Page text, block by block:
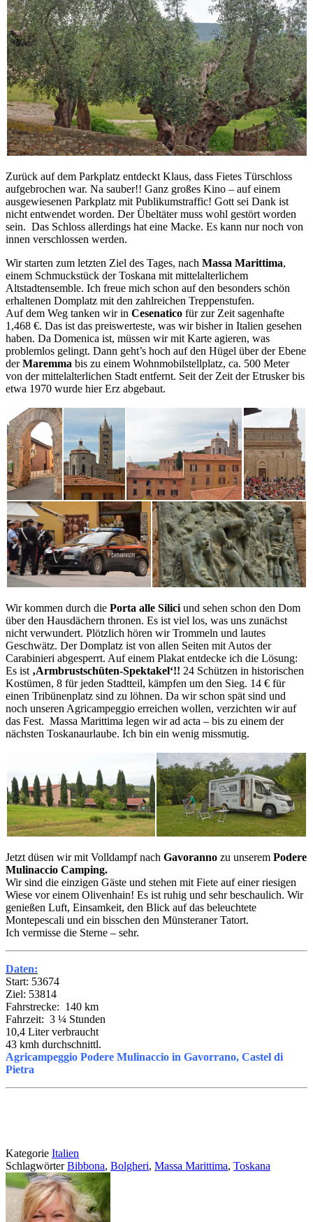
Zurück auf dem Parkplatz entdeckt Klaus, dass Fietes Türschloss
aufgebrochen war. Na sauber!! Ganz großes Kino – auf einem
ausgewiesenen Parkplatz mit Publikumstraffic! Gott sei Dank ist
nicht entwendet worden. Der Übeltäter muss wohl gestört worden
sein. Das Schloss allerdings hat eine Macke. Es kann nur noch von
innen verschlossen werden.
Wir starten zum letzten Ziel des Tages, nach Massa Marittima,
einem Schmuckstück der Toskana mit mittelalterlichem
Altstadtensemble. Ich freue mich schon auf den besonders schön
erhaltenen Domplatz mit den zahlreichen Treppenstufen.
Auf dem Weg tanken wir in Cesenatico für zur Zeit sagenhafte
1,468 €. Das ist das preiswerteste, was wir bisher in Italien gesehen
haben. Da Domenica ist, müssen wir mit Karte agieren, was
problemlos gelingt. Dann geht’s hoch auf den Hügel über der Ebene
derMaremma bis zu einem Wohnmobilstellplatz, ca. 500 Meter
von der mittelalterlichen Stadt entfernt. Seit der Zeit der Etrusker bis
etwa 1970 wurde hier Erz abgebaut.
Wir kommen durch die Porta alle Silici und sehen schon den Dom
über den Hausdächern thronen. Es ist viel los, was uns zunächst
nicht verwundert. Plötzlich hören wir Trommeln und lautes
Geschwätz. Der Domplatz ist von allen Seiten mit Autos der
Carabinieri abgesperrt. Auf einem Plakat entdecke ich die Lösung:
Es ist ‚Armbrustschüten-Spektakel‘!! 24 Schützen in historischen
Kostümen, 8 für jeden Stadtteil, kämpfen um den Sieg. 14 € für
einen Tribünenplatz sind zu löhnen. Da wir schon spät sind und
noch unseren Agricampeggio erreichen wollen, verzichten wir auf
das Fest. Massa Marittima legen wir ad acta – bis zu einem der
nächsten Toskanaurlaube. Ich bin ein wenig missmutig.
Jetzt düsen wir mit Volldampf nach Gavoranno zu unserem Podere
Mulinaccio Camping.
Wir sind die einzigen Gäste und stehen mit Fiete auf einer riesigen
Wiese vor einem Olivenhain! Es ist ruhig und sehr beschaulich. Wir
genießen Luft, Einsamkeit, den Blick auf das beleuchtete
Montepescali und ein bisschen den Münsteraner Tatort.
Ich vermisse die Sterne – sehr.
Daten:
Start: 53674
Ziel: 53814
Fahrstrecke: 140 km
Fahrzeit: 3 ¼ Stunden
10,4 Liter verbraucht
43 kmh durchschnittl.
Agricampeggio Podere Mulinaccio in Gavorrano, Castel di
Pietra
Kategorie Italien
SchlagwörterBibbona, Bolgheri, Massa Marittima, Toskana